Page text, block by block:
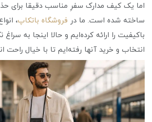
اما یک کیف مدارک سفرِ مناسب دقیقا برای
ساخته شده است. ما در فروشگاه باتکاپ،
باکیفیت را ارائه کرده‌ایم و حالا اینجا به
انتخاب و خرید آنها رفته‌ایم تا با خیال راحت